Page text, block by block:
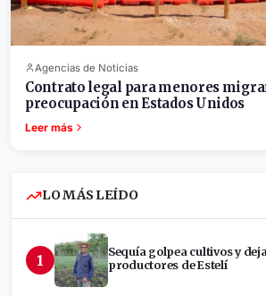
Agencias de Noticias
Contrato legal para menores
preocupación en Estados Unidos
Leer más
LO MÁS LEÍDO
1
Sequía golpea cultivos y
productores de Estelí